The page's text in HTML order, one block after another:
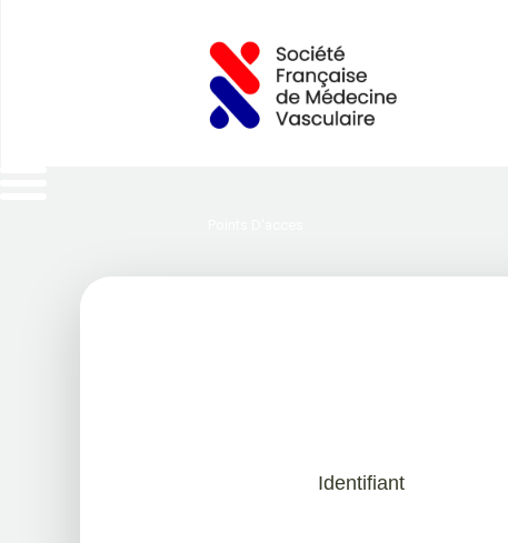
Identifiant